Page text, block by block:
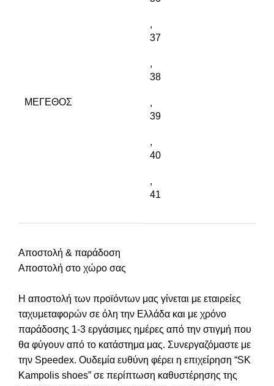
ΜΈΓΕΘΟΣ
,
37
,
38
,
39
,
40
,
41
Αποστολή & παράδοση
Αποστολή στο χώρο σας
Η αποστολή των προϊόντων μας γίνεται με εταιρείες
ταχυμεταφορών σε όλη την Ελλάδα και με χρόνο
παράδοσης 1-3 εργάσιμες ημέρες από την στιγμή που
θα φύγουν από το κατάστημα μας. Συνεργαζόμαστε με
την Speedex. Oυδεμία ευθύνη φέρει η επιχείρηση “SK
Kampolis shoes” σε περίπτωση καθυστέρησης της